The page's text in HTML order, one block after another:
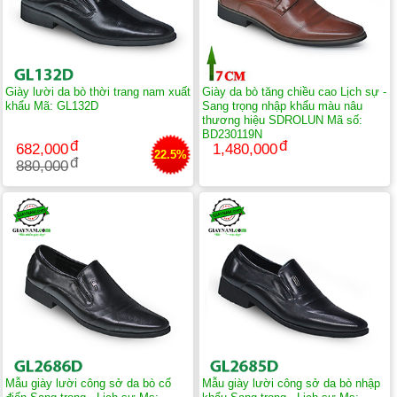
Giày lười da bò thời trang nam xuất
khẩu Mã: GL132D
682,000
880,000
22.5%
Giày da bò tăng chiều cao Lịch sự -
Sang trọng nhập khẩu màu nâu
thương hiệu SDROLUN Mã số:
BD230119N
1,480,000
Mẫu giày lười công sở da bò cổ
Mẫu giày lười công sở da bò nhập